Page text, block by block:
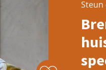
Steun